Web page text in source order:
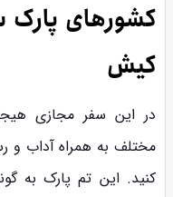
کشورهای پارک
کیش
مختلف به همراه آداب و
کنید. این تم پارک به